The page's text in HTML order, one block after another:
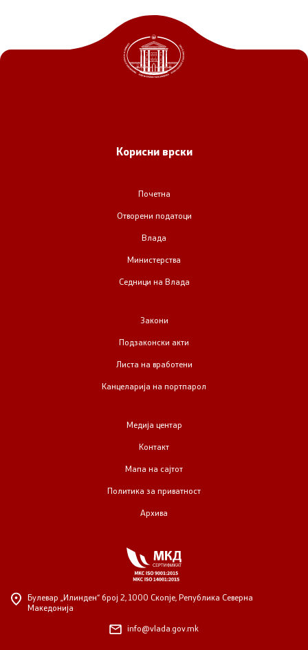
Корисни врски
Почетна
Отворени податоци
Влада
Министерства
Седници на Влада
Закони
Подзаконски акти
Листа на вработени
Канцеларија на портпарол
Медија центар
Контакт
Мапа на сајтот
Политика за приватност
Архива
Булевар „Илинден“ број 2, 1000 Скопје, Република Северна
Македонија
info@vlada.gov.mk